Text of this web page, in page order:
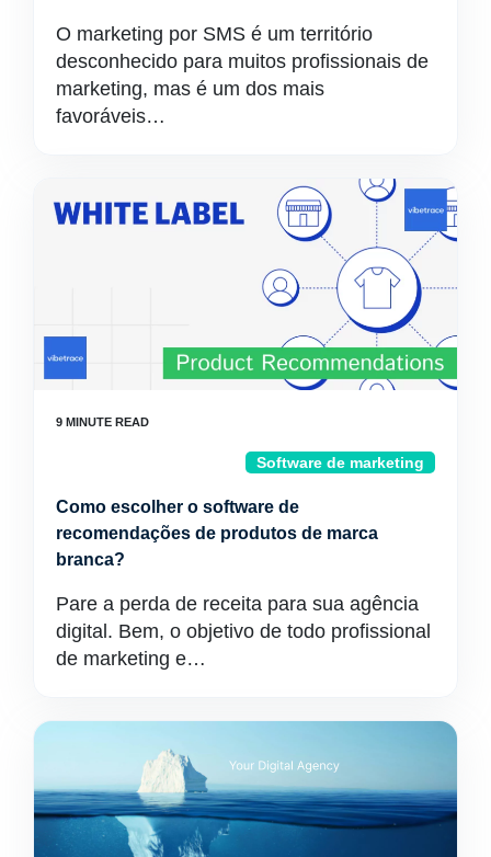
O marketing por SMS é um território
desconhecido para muitos profissionais de
marketing, mas é um dos mais
favoráveis…
Software de marketing
Como escolher o software de
recomendações de produtos de marca
branca?
Pare a perda de receita para sua agência
digital. Bem, o objetivo de todo profissional
de marketing e…